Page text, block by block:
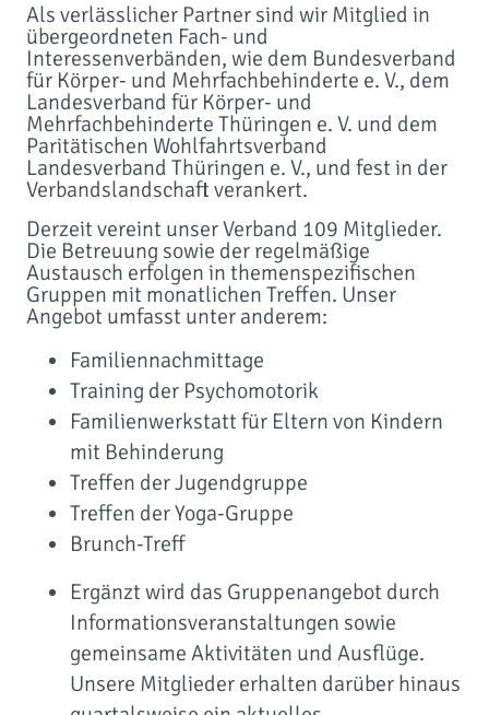
Als verlässlicher Partner sind wir Mitglied in
übergeordneten Fach- und
Interessenverbänden, wie dem Bundesverband
für Körper- und Mehrfachbehinderte e. V., dem
Landesverband für Körper- und
Mehrfachbehinderte Thüringen e. V. und dem
Paritätischen Wohlfahrtsverband
Landesverband Thüringen e. V., und fest in der
Verbandslandschaft verankert.
Derzeit vereint unser Verband 109 Mitglieder.
Die Betreuung sowie der regelmäßige
Austausch erfolgen in themenspezifischen
Gruppen mit monatlichen Treffen. Unser
Angebot umfasst unter anderem:
Familiennachmittage
Training der Psychomotorik
Familienwerkstatt für Eltern von Kindern
mit Behinderung
Treffen der Jugendgruppe
Treffen der Yoga-Gruppe
Brunch-Treff
Ergänzt wird das Gruppenangebot durch
Informationsveranstaltungen sowie
gemeinsame Aktivitäten und Ausflüge.
Unsere Mitglieder erhalten darüber hinaus